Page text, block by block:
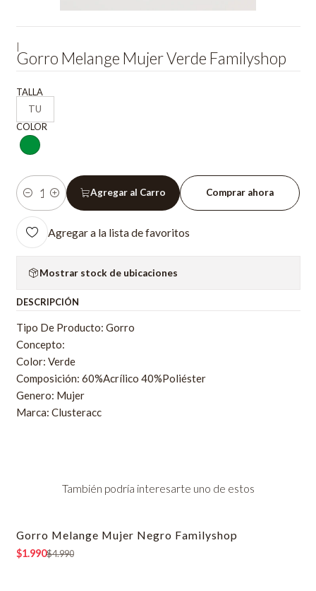
Gorro Melange Mujer Verde Familyshop
TALLA
TU
COLOR
Cantidad
Agregar al Carro Comprar ahora
Agregar a la lista de favoritos
Mostrar stock de ubicaciones
DESCRIPCIÓN
Tipo De Producto: Gorro
Concepto:
Color: Verde
Composición: 60%Acrílico 40%Poliéster
Genero: Mujer
Marca: Clusteracc
También podría interesarte uno de estos
-60% OFF
Gorro Melange Mujer Negro Familyshop
$1.990$4.990